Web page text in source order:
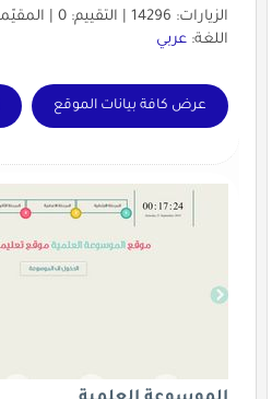
الزيارات: 14296 | التقييم: 0 | المقيّمين: 0 | الدولة:
اللغة: عربي
عرض كافة بيانات الموقع